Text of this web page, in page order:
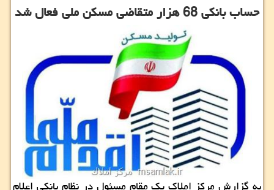
حساب بانكی 68 هزار متقاضی مسكن ملی فعال شد